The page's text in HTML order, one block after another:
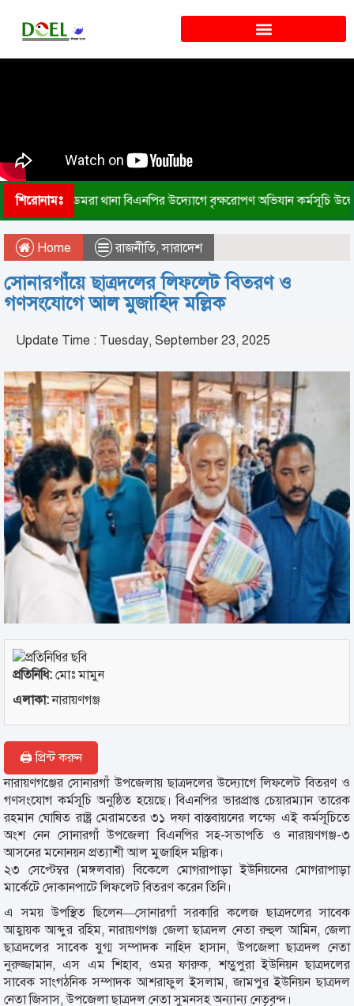
শিরোনামঃ ডেমরা থানা বিএনপির উদ্যোগে বৃক্ষরোপণ অভিযান কর্মসূচি
Home রাজনীতি,সারাদেশ
সোনারগাঁয়ে ছাত্রদলের লিফলেট বিতরণ ও
গণসংযোগে আল মুজাহিদ মল্লিক
Update Time : Tuesday, September 23, 2025
প্রতিনিধি: মোঃ মামুন
এলাকা:নারায়ণগঞ্জ
🖨 প্রিন্ট করুন
নারায়ণগঞ্জের সোনারগাঁ উপজেলায় ছাত্রদলের উদ্যোগে লিফলেট বিতরণ ও
গণসংযোগ কর্মসূচি অনুষ্ঠিত হয়েছে। বিএনপির ভারপ্রাপ্ত চেয়ারম্যান তারেক
রহমান ঘোষিত রাষ্ট্র মেরামতের ৩১ দফা বাস্তবায়নের লক্ষ্যে এই কর্মসূচিতে
অংশ নেন সোনারগাঁ উপজেলা বিএনপির সহ-সভাপতি ও নারায়ণগঞ্জ-৩
আসনের মনোনয়ন প্রত্যাশী আল মুজাহিদ মল্লিক।
২৩ সেপ্টেম্বর (মঙ্গলবার) বিকেলে মোগরাপাড়া ইউনিয়নের মোগরাপাড়া
মার্কেটে দোকানপাটে লিফলেট বিতরণ করেন তিনি।
এ সময় উপস্থিত ছিলেন—সোনারগাঁ সরকারি কলেজ ছাত্রদলের সাবেক
আহ্বায়ক আব্দুর রহিম, নারায়ণগঞ্জ জেলা ছাত্রদল নেতা রুহুল আমিন, জেলা
ছাত্রদলের সাবেক যুগ্ম সম্পাদক নাহিদ হাসান, উপজেলা ছাত্রদল নেতা
নুরুজ্জামান, এস এম শিহাব, ওমর ফারুক, শম্ভুপুরা ইউনিয়ন ছাত্রদলের
সাবেক সাংগঠনিক সম্পাদক আশরাফুল ইসলাম, জামপুর ইউনিয়ন ছাত্রদল
নেতা জিসাস, উপজেলা ছাত্রদল নেতা সুমনসহ অন্যান্য নেতৃবৃন্দ।